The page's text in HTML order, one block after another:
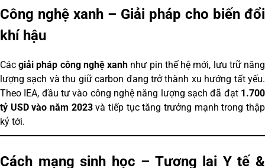
Công nghệ xanh – Giải pháp cho biến đổi
khí hậu
Cácgiải pháp công nghệ xanh như pin thế hệ mới, lưu trữ năng
lượng sạch và thu giữ carbon đang trở thành xu hướng tất yếu.
Theo IEA, đầu tư vào công nghệ năng lượng sạch đã đạt 1.700
tỷ USD vào năm 2023và tiếp tục tăng trưởng mạnh trong thập
kỷ tới.
Cách mạng sinh học – Tương lai Y tế &